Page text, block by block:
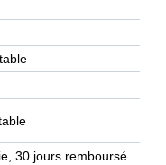
30 jours remboursé